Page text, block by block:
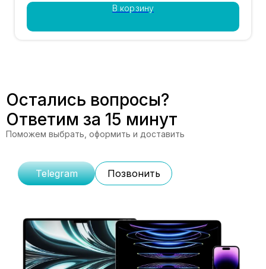
В корзину
Остались вопросы?
Ответим за 15 минут
Поможем выбрать, оформить и доставить
Telegram Позвонить